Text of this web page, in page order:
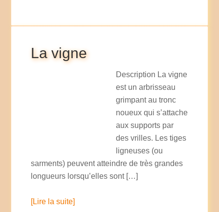
La vigne
Description La vigne
est un arbrisseau
grimpant au tronc
noueux qui s’attache
aux supports par
des vrilles. Les tiges
ligneuses (ou
sarments) peuvent atteindre de très grandes
longueurs lorsqu’elles sont […]
[Lire la suite]